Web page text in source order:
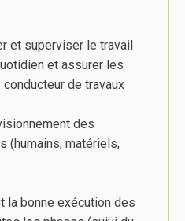
et superviser le travail
et assurer les
de travaux
des
(humains, matériels,
la bonne exécution des